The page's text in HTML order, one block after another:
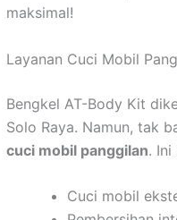
maksimal!
Layanan Cuci Mobil
Bengkel AT-Body Kit
Solo Raya. Namun, tak
cuci mobil panggilan. Ini
Cuci mobil